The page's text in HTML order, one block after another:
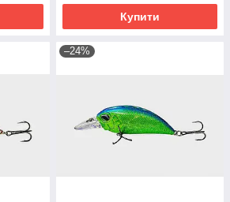
Купити
–24%